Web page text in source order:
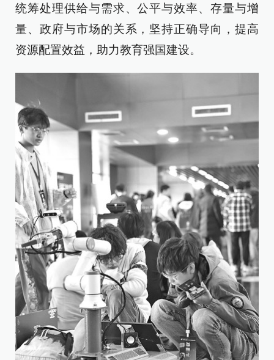
统筹处理供给与需求、公平与效率、存量与增
量、政府与市场的关系，坚持正确导向，提高
资源配置效益，助力教育强国建设。